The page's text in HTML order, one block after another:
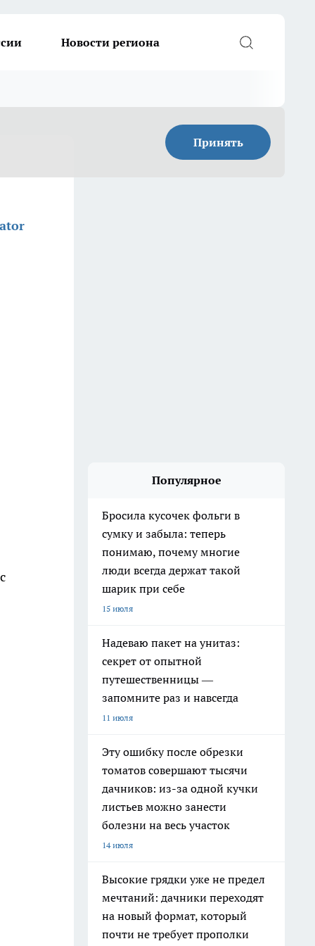
Новости региона
Принять
Популярное
Бросила кусочек фольги в
сумку и забыла: теперь
понимаю, почему многие
люди всегда держат такой
шарик при себе
15 июля
Надеваю пакет на унитаз:
секрет от опытной
путешественницы —
запомните раз и навсегда
11 июля
Эту ошибку после обрезки
томатов совершают тысячи
дачников: из-за одной кучки
листьев можно занести
болезни на весь участок
14 июля
Высокие грядки уже не предел
мечтаний: дачники переходят
на новый формат, который
почти не требует прополки